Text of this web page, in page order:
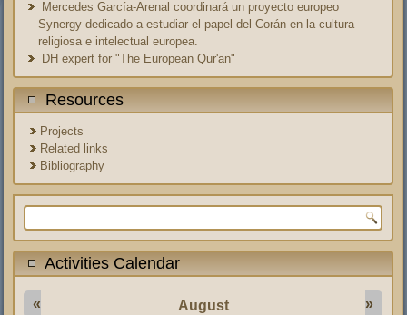
Mercedes García-Arenal coordinará un proyecto europeo
Synergy dedicado a estudiar el papel del Corán en la cultura
religiosa e intelectual europea.
DH expert for "The European Qur'an"
Resources
Projects
Related links
Bibliography
Search form
Activities Calendar
August
« »